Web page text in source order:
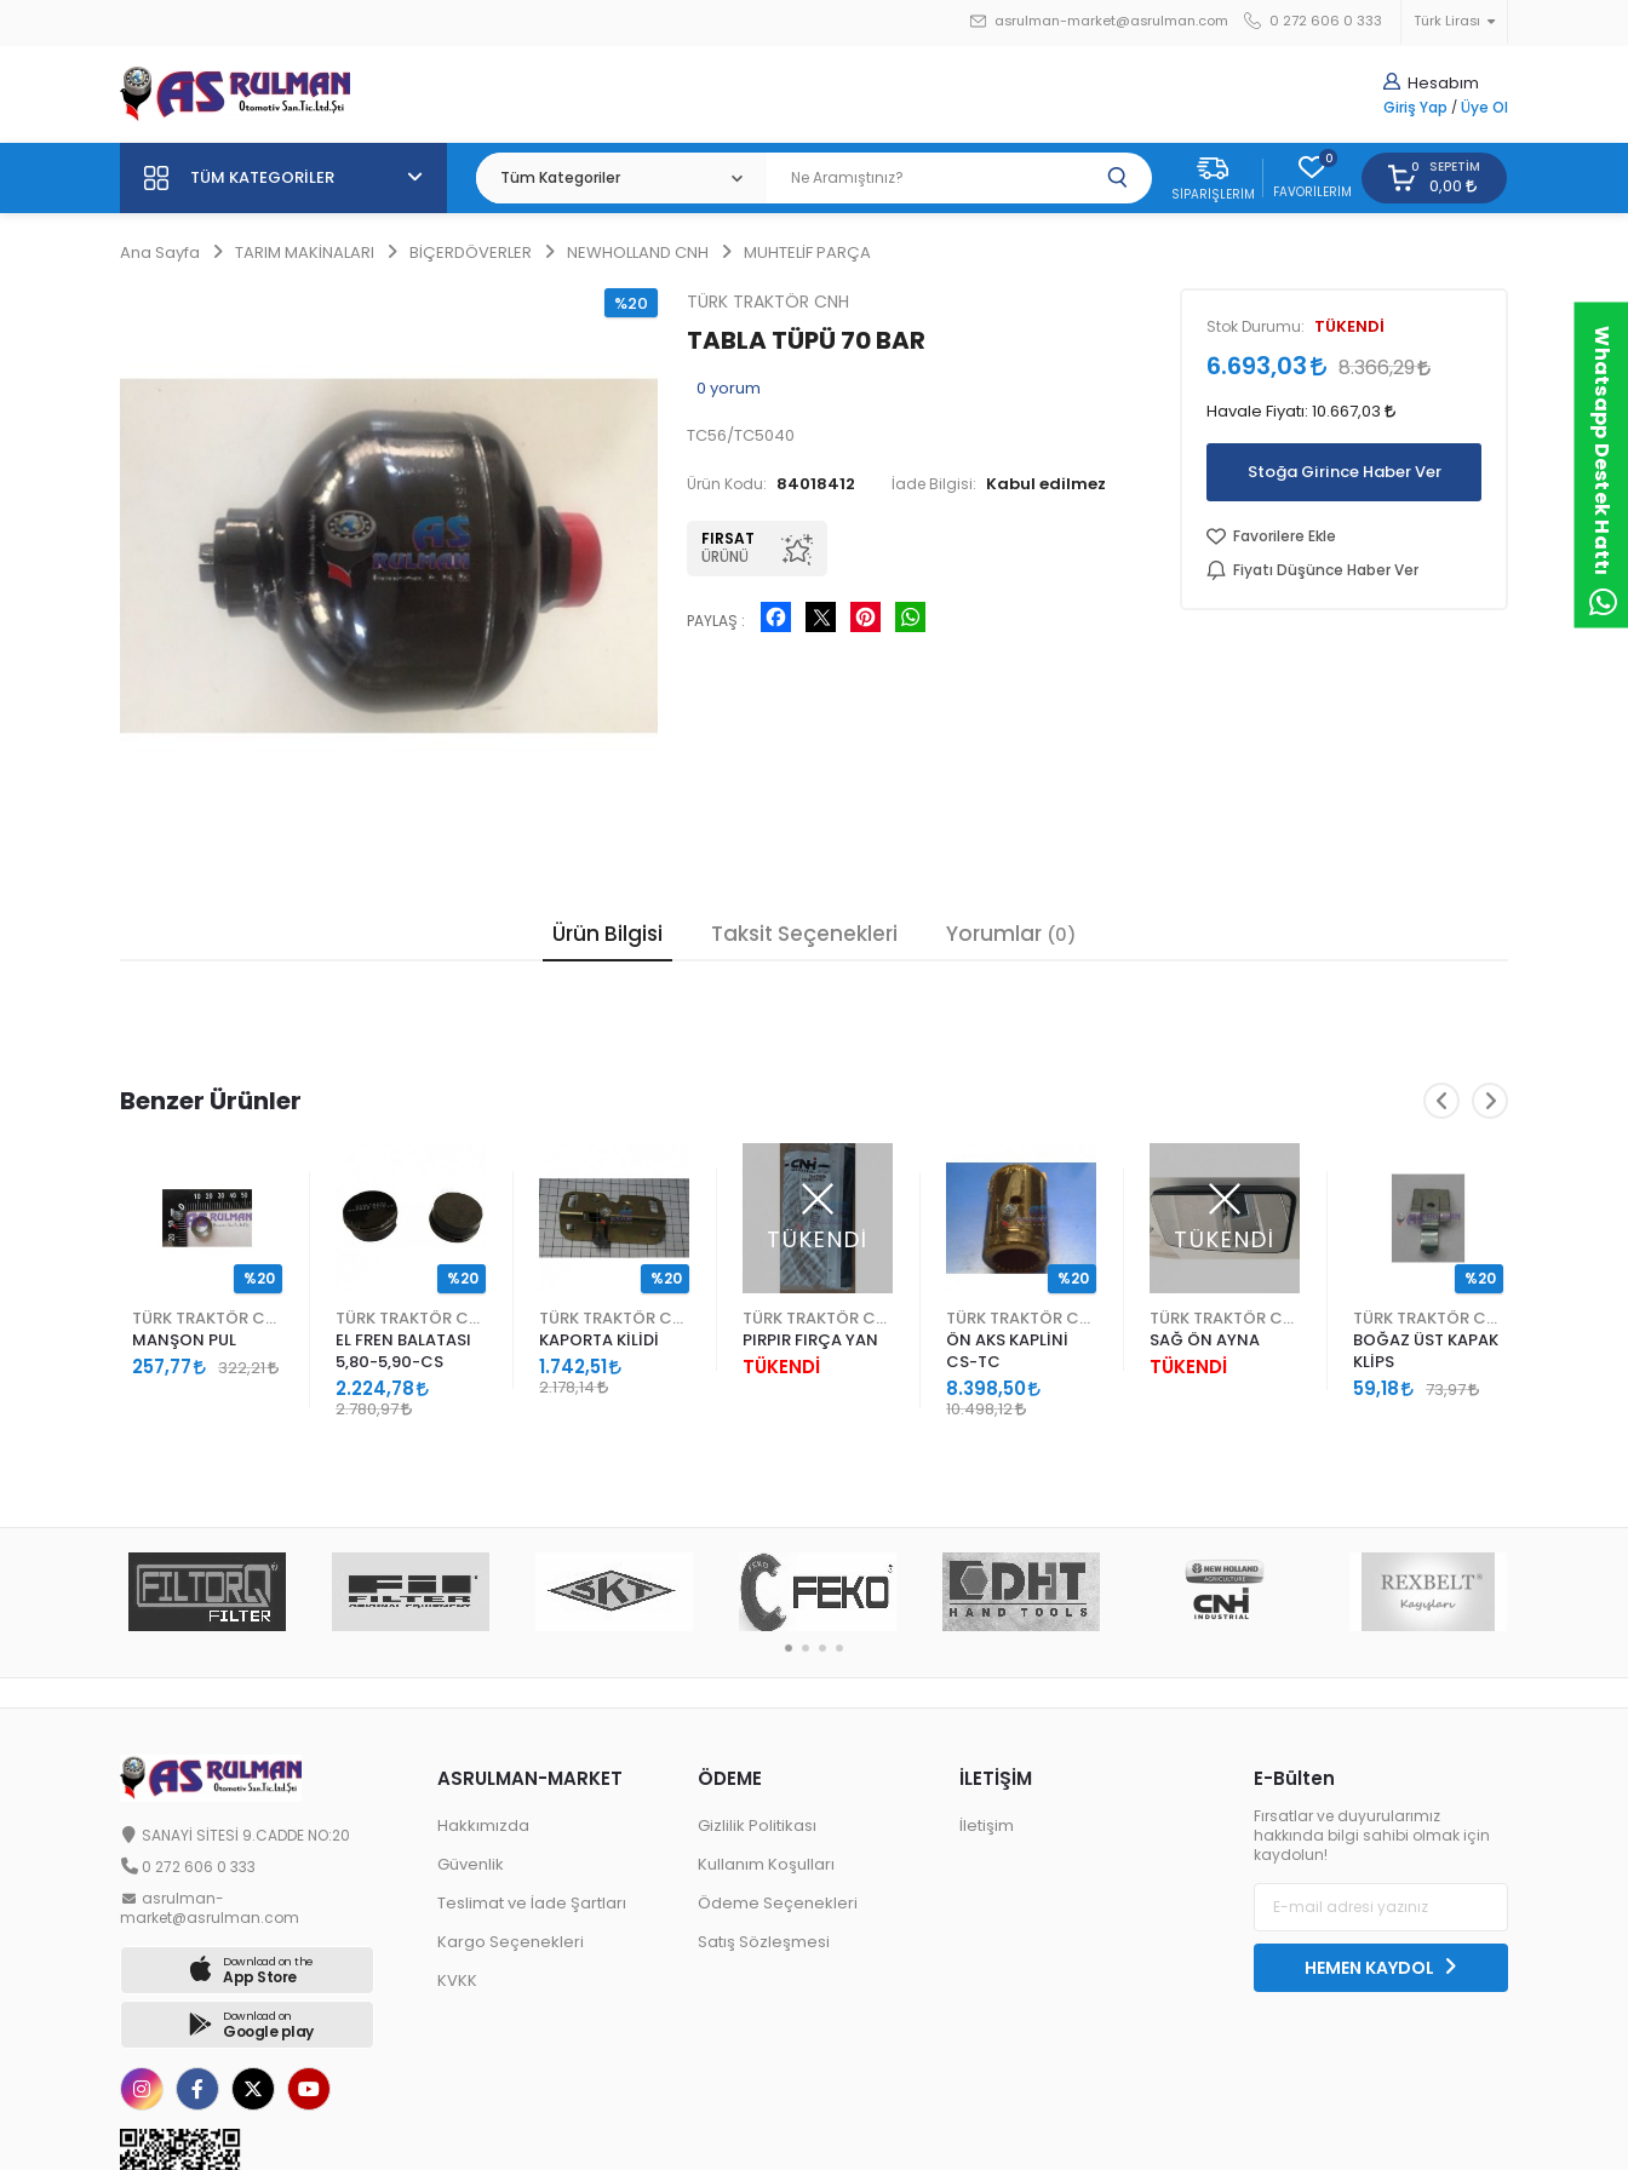
Türk Lirası
asrulman-market@asrulman.com 0 272 606 0 333
Hesabım
Giriş Yap / Üye Ol
TÜM KATEGORILER
SIPARIŞLERIM
0
FAVORILERIM
0 SEPETIM
0,00
Ana Sayfa TARIM MAKİNALARI BİÇERDÖVERLER NEWHOLLAND CNH MUHTELİF PARÇA
%20 TÜRK TRAKTÖR CNH
TABLA TÜPÜ 70 BAR
0 yorum
TC56/TC5040
Ürün Kodu: 84018412 İade Bilgisi:
FIRSAT
ÜRÜNÜ
PAYLAŞ :
Facebook Pinterest
Stok Durumu: TÜKENDİ
6.693,03 8.366,29
Havale Fiyatı:10.667,03
Stoğa Girince Haber Ver
Favorilere Ekle
Fiyatı Düşünce Haber Ver
Ürün Bilgisi Taksit Seçenekleri Yorumlar (0)
Benzer Ürünler
MANŞON PUL
257,77 322,21
%20
EL FREN BALATASI
5,80-5,90-CS
2.224,78
2.780,97
%20
KAPORTA KİLİDİ
1.742,51
2.178,14
%20
TÜKENDİ
PIRPIR FIRÇA YAN
TÜKENDİ
ÖN AKS KAPLİNİ
CS-TC
8.398,50
10.498,12
%20
TÜKENDİ
SAĞ ÖN AYNA
TÜKENDİ
BOĞAZ ÜST KAPAK
KLİPS
59,18 73,97
%20
Whatsapp Destek Hattı
SANAYİ SİTESİ 9.CADDE NO:20
0 272 606 0 333
asrulman-
market@asrulman.com
Download on the
App Store
Download on
Google play
E-Bülten
Fırsatlar ve duyurularımız
hakkında bilgi sahibi olmak için
kaydolun!
HEMEN KAYDOL
ASRULMAN-MARKET
Hakkımızda
Güvenlik
Teslimat ve İade Şartları
Kargo Seçenekleri
KVKK
ÖDEME
Gizlilik Politikası
Kullanım Koşulları
Ödeme Seçenekleri
Satış Sözleşmesi
İLETİŞİM
İletişim